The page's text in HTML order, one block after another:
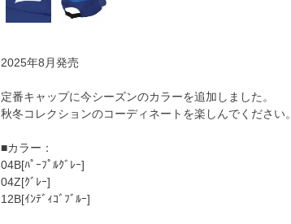
2025年8月発売
定番キャップに今シーズンのカラーを追加しました。
秋冬コレクションのコーディネートを楽しんでください。
■カラー：
04B[ﾊﾟｰﾌﾟﾙｸﾞﾚｰ]
04Z[ｸﾞﾚｰ]
12B[ｲﾝﾃﾞｨｺﾞﾌﾞﾙｰ]